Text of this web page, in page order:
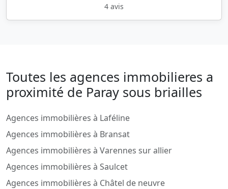
4 avis
Toutes les agences immobilieres a
proximité de Paray sous briailles
Agences immobilières à Laféline
Agences immobilières à Bransat
Agences immobilières à Varennes sur allier
Agences immobilières à Saulcet
Agences immobilières à Châtel de neuvre